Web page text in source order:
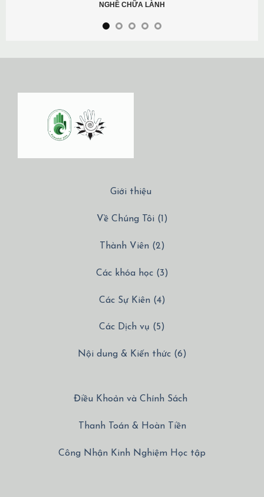
NGHỀ CHỮA LÀNH
Giới thiệu
Về Chúng Tôi (1)
Thành Viên (2)
Các khóa học (3)
Các Sự Kiên (4)
Các Dịch vụ (5)
Nội dung & Kiến thức (6)
Điều Khoản và Chính Sách
Thanh Toán & Hoàn Tiền
Công Nhận Kinh Nghiệm Học tập